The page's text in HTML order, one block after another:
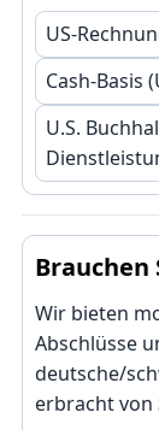
US-
Cash-Basis
U.S.
Brauchen
Wir bieten
Abschlüsse
deutsche/
erbracht von